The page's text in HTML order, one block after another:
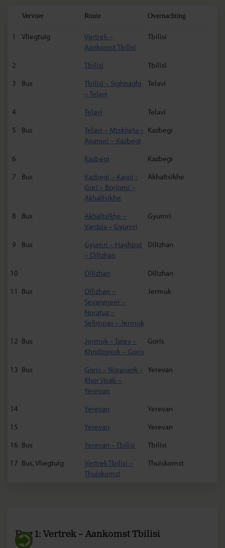
Vervoer Route Overnachting
1 Vliegtuig
Vertrek –
Aankomst Tbilisi
Tbilisi
2 Tbilisi
Tbilisi
3
Bus
Tbilisi – Sighnaghi
– Telavi
Telavi
4 Telavi
Telavi
5
Bus
Telavi – Mtskheta –
Ananuri – Kazbegi
Kazbegi
6 Kazbegi
Kazbegi
7
Bus
Kazbegi – Kaspi -
Gori – Borjomi –
Akhaltsikhe
Akhaltsikhe
8 Bus
Akhaltsikhe –
Vardzia – Gyumri
Gyumri
9 Bus
Gyumri – Haghpat
– Dilizhan
Dilizhan
10 Dilizhan
Dilizhan
11 Bus
Dilizhan –
Sevanmeer –
Noratuz –
Selimpas – Jermuk
Jermuk
12 Bus
Jermuk – Tatev –
Khndzoresk – Goris
Goris
13 Bus
Goris – Noravank –
Khor Virab –
Yerevan
Yerevan
14 Yerevan
Yerevan
15
Yerevan
Yerevan
16 Bus Yerevan – Tbilisi
Tbilisi
17 Bus, Vliegtuig
Vertrek Tbilisi –
Thuiskomst
Thuiskomst
Dag 1: Vertrek – Aankomst Tbilisi